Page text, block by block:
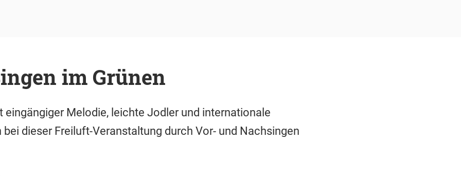
im Grünen
eingängiger Melodie, leichte Jodler und internationale
dieser Freiluft-Veranstaltung durch Vor- und Nachsingen